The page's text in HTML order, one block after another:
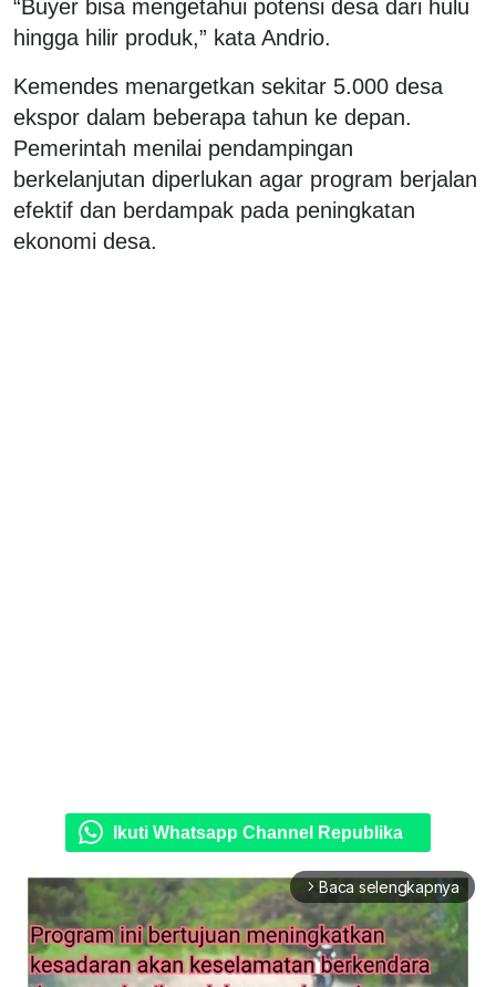
“Buyer bisa mengetahui potensi desa dari hulu
hingga hilir produk,” kata Andrio.
Kemendes menargetkan sekitar 5.000 desa
ekspor dalam beberapa tahun ke depan.
Pemerintah menilai pendampingan
berkelanjutan diperlukan agar program berjalan
efektif dan berdampak pada peningkatan
ekonomi desa.
Ikuti Whatsapp Channel Republika
arrow_forward_ios Baca selengkapnya